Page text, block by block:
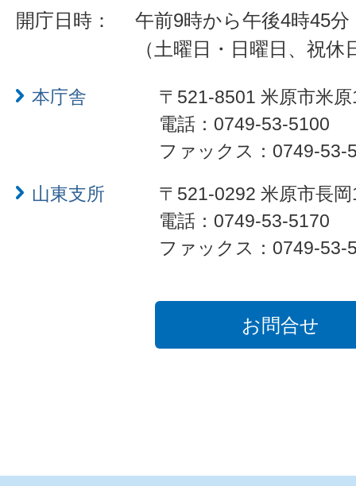
開庁日時：
午前9時から午後4時45分
（土曜日・日曜日、祝
本庁舎
〒521-8501 米原市米
電話：0749-53-5100
ファックス：0749-53-
山東支所
〒521-0292 米原市長
電話：0749-53-5170
ファックス：0749-53-
お問合せ